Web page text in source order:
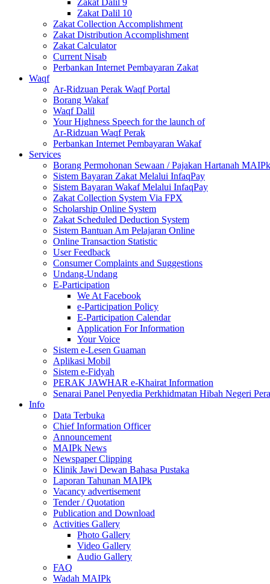
Zakat Dalil 9
Zakat Dalil 10
Zakat Collection Accomplishment
Zakat Distribution Accomplishment
Zakat Calculator
Current Nisab
Perbankan Internet Pembayaran Zakat
Waqf
Ar-Ridzuan Perak Waqf Portal
Borang Wakaf
Waqf Dalil
Your Highness Speech for the launch of
Ar-Ridzuan Waqf Perak
Perbankan Internet Pembayaran Wakaf
Services
Borang Permohonan Sewaan / Pajakan Hartanah MAIPk
Sistem Bayaran Zakat Melalui InfaqPay
Sistem Bayaran Wakaf Melalui InfaqPay
Zakat Collection System Via FPX
Scholarship Online System
Zakat Scheduled Deduction System
Sistem Bantuan Am Pelajaran Online
Online Transaction Statistic
User Feedback
Consumer Complaints and Suggestions
Undang-Undang
E-Participation
We At Facebook
e-Participation Policy
E-Participation Calendar
Application For Information
Your Voice
Sistem e-Lesen Guaman
Aplikasi Mobil
Sistem e-Fidyah
PERAK JAWHAR e-Khairat Information
Senarai Panel Penyedia Perkhidmatan Hibah Negeri
Info
Data Terbuka
Chief Information Officer
Announcement
MAIPk News
Newspaper Clipping
Klinik Jawi Dewan Bahasa Pustaka
Laporan Tahunan MAIPk
Vacancy advertisement
Tender / Quotation
Publication and Download
Activities Gallery
Photo Gallery
Video Gallery
Audio Gallery
FAQ
Wadah MAIPk